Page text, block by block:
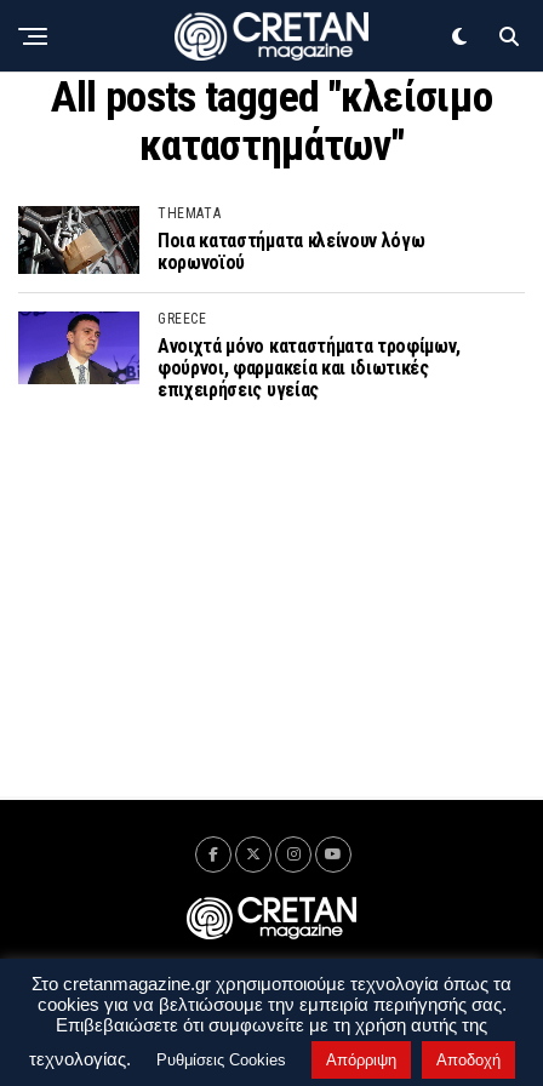
All posts tagged "κλείσιμο
καταστημάτων"
THEMATA
Ποια καταστήματα κλείνουν λόγω
κορωνοϊού
GREECE
Ανοιχτά μόνο καταστήματα τροφίμων,
φούρνοι, φαρμακεία και ιδιωτικές
επιχειρήσεις υγείας
Ταυτότητα Πολιτική Απορρήτου
Όροι Χρήσης
Όροι και Προϋποθέσεις
Στο cretanmagazine.gr χρησιμοποιούμε τεχνολογία όπως τα
cookies για να βελτιώσουμε την εμπειρία περιήγησής σας.
Επιβεβαιώσετε ότι συμφωνείτε με τη χρήση αυτής της
τεχνολογίας.
Ρυθμίσεις Cookies Απόρριψη Αποδοχή